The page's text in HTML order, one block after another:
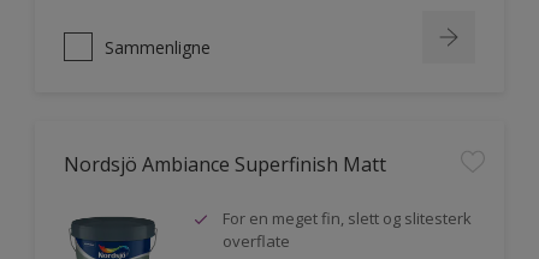
Sammenligne
Nordsjö Ambiance Superfinish Matt
For en meget fin, slett og slitesterk
overflate